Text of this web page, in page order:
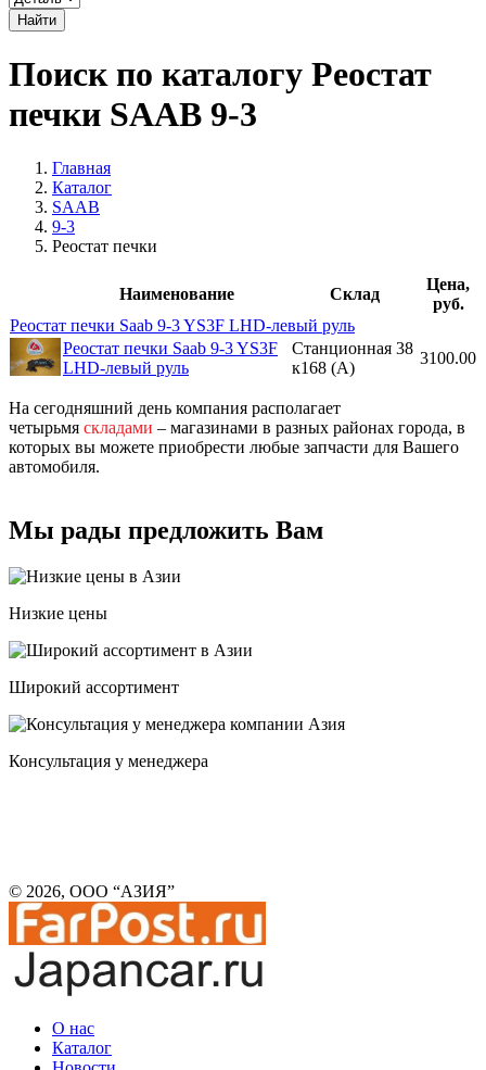
Найти
Поиск по каталогу Реостат
печки SAAB 9-3
Главная
Каталог
SAAB
9-3
Реостат печки
Наименование Склад
Цена,
руб.
Реостат печки Saab 9-3 YS3F LHD-левый руль
Реостат печки Saab 9-3 YS3F
LHD-левый руль
Станционная 38
к168 (A)
3100.00
На сегодняшний день компания располагает
четырьмя складами – магазинами в разных районах города, в
которых вы можете приобрести любые запчасти для Вашего
автомобиля.
Мы рады предложить Вам
Низкие цены
Широкий ассортимент
Консультация у менеджера
© 2026, ООО “АЗИЯ”
О нас
Каталог